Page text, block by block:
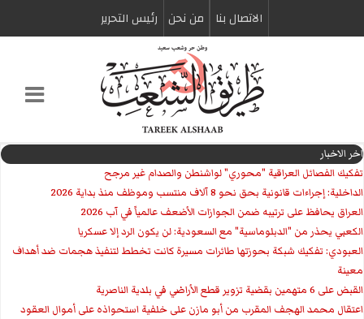
الاتصال بنا من نحن رئیس التحریر
اخر الاخبار
تفكيك الفصائل العراقية "محوري" لواشنطن والصدام غير مرجح
الداخلية: إجراءات قانونية بحق نحو 8 آلاف منتسب وموظف منذ بداية 2026
العراق يحافظ على ترتيبه ضمن الجوازات الأضعف عالمياً في آب 2026
الكعبي يحذر من "الدبلوماسية" مع السعودية: لن يكون الرد إلا عسكريا
العبودي: تفكيك شبكة بحوزتها طائرات مسيرة كانت تخطط لتنفيذ هجمات ضد أهداف
معينة
القبض على 6 متهمين بقضية تزوير قطع الأراضي في بلدية الناصرية
اعتقال محمد الهجف المقرب من أبو مازن على خلفية استحواذه على أموال العقود